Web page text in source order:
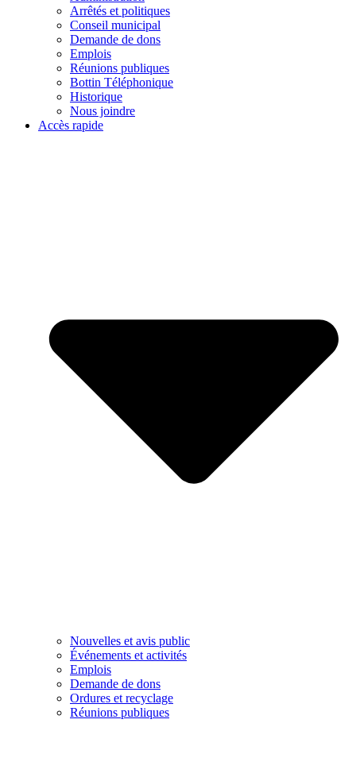
Arrêtés et politiques
Conseil municipal
Demande de dons
Emplois
Réunions publiques
Bottin Téléphonique
Historique
Nous joindre
Accès rapide
Nouvelles et avis public
Événements et activités
Emplois
Demande de dons
Ordures et recyclage
Réunions publiques